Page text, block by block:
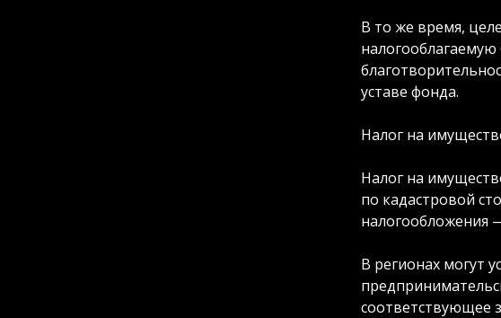
В то же время,
уставе фонда.
Налог на
Налог на
по кадастровой
налогообложения
В регионах могут
соответствующее